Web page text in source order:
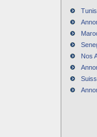
Nos